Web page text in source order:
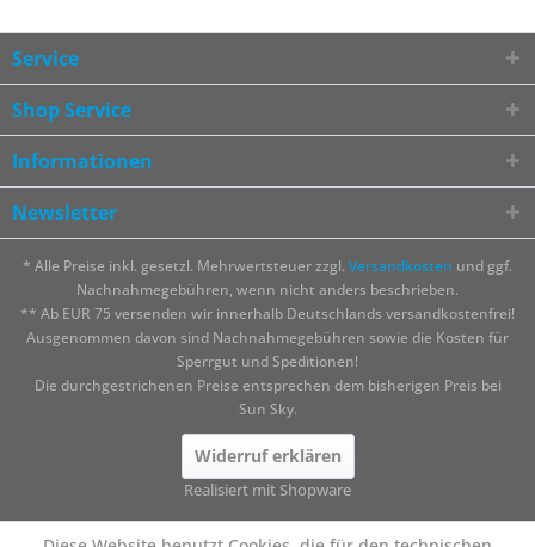
Service
Shop Service
Informationen
Newsletter
* Alle Preise inkl. gesetzl. Mehrwertsteuer zzgl. Versandkosten und ggf.
Nachnahmegebühren, wenn nicht anders beschrieben.
** Ab EUR 75 versenden wir innerhalb Deutschlands versandkostenfrei!
Ausgenommen davon sind Nachnahmegebühren sowie die Kosten für
Sperrgut und Speditionen!
Die durchgestrichenen Preise entsprechen dem bisherigen Preis bei
Sun Sky.
Widerruf erklären
Realisiert mit Shopware